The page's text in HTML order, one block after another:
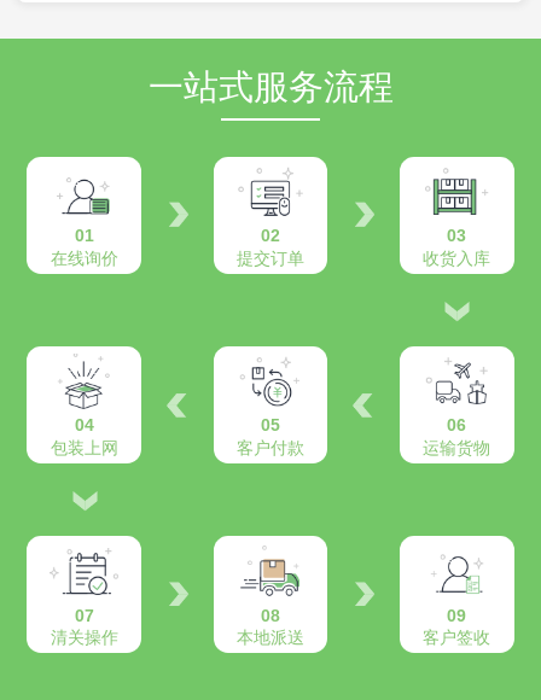
一站式服务流程
01
在线询价
02
提交订单
03
收货入库
04
包装上网
05
客户付款
06
运输货物
07
清关操作
08
本地派送
09
客户签收